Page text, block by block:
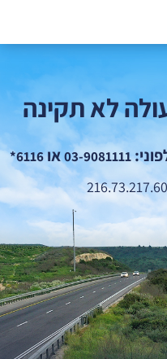
לא תקינה
03-9081111או6116*